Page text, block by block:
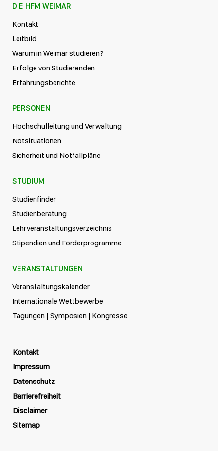
DIE HFM WEIMAR
Kontakt
Leitbild
Warum in Weimar studieren?
Erfolge von Studierenden
Erfahrungsberichte
PERSONEN
Hochschulleitung und Verwaltung
Notsituationen
Sicherheit und Notfallpläne
STUDIUM
Studienfinder
Studienberatung
Lehrveranstaltungsverzeichnis
Stipendien und Förderprogramme
VERANSTALTUNGEN
Veranstaltungskalender
Internationale Wettbewerbe
Tagungen | Symposien | Kongresse
Kontakt
Impressum
Datenschutz
Barrierefreiheit
Disclaimer
Sitemap